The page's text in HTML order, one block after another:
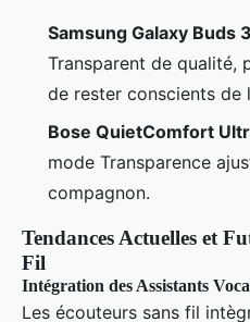
Samsung Galaxy Buds
Transparent de qualité,
de rester conscients de
Bose QuietComfort
mode Transparence
compagnon.
Tendances Actuelles et
Fil
Intégration des Assistants
Les écouteurs sans fil